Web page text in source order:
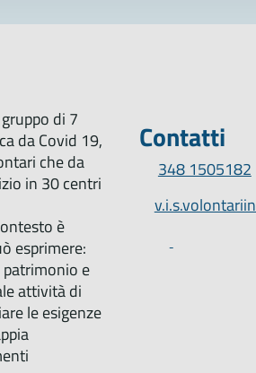
di 7
da Covid 19,
che da
in 30 centri
è
esprimere:
e
attività di
le esigenze
Contatti
348 1505182